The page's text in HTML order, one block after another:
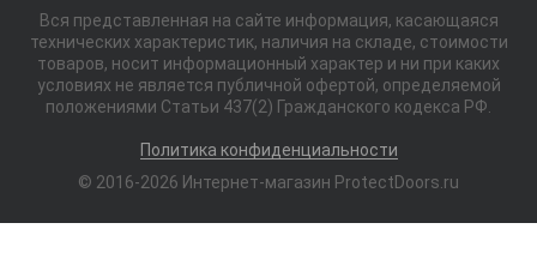
Вся представленная на сайте информация, касающаяся
технических характеристик, наличия на складе, стоимости
товаров, носит информационный характер и ни при каких
условиях не является публичной офертой, определяемой
положениями Статьи 437(2) Гражданского кодекса РФ.
Политика конфиденциальности
© 2016-2026 Интернет-магазин ProtectDoors.ru